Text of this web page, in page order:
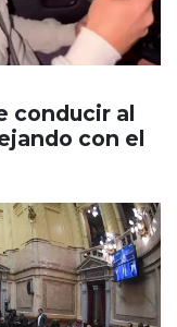
conducir al
con el